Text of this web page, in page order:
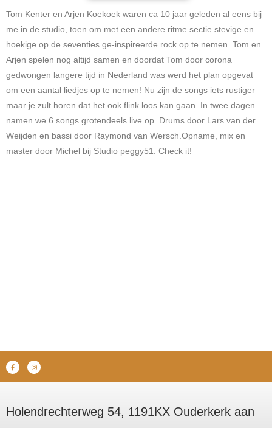
Tom Kenter en Arjen Koekoek waren ca 10 jaar geleden al eens bij
me in de studio, toen om met een andere ritme sectie stevige en
hoekige op de seventies ge-inspireerde rock op te nemen. Tom en
Arjen spelen nog altijd samen en doordat Tom door corona
gedwongen langere tijd in Nederland was werd het plan opgevat
om een aantal liedjes op te nemen! Nu zijn de songs iets rustiger
maar je zult horen dat het ook flink loos kan gaan. In twee dagen
namen we 6 songs grotendeels live op. Drums door Lars van der
Weijden en bassi door Raymond van Wersch.Opname, mix en
master door Michel bij Studio peggy51. Check it!
Holendrechterweg 54, 1191KX Ouderkerk aan